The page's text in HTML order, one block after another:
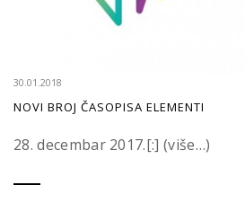
30.01.2018
NOVI BROJ ČASOPISA ELEMENTI
28. decembar 2017.[:] (više…)